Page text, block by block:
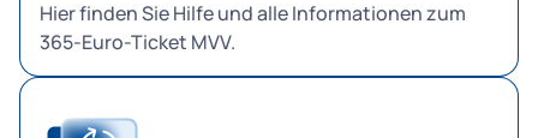
Hier finden Sie Hilfe und alle Informationen zum
365-Euro-Ticket MVV.